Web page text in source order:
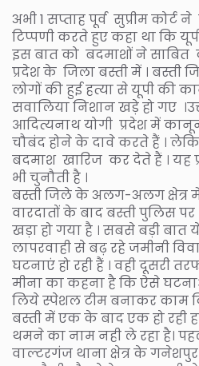
अभी 1 सप्ताह पूर्व सुप्रीम कोर्ट
टिप्पणी करते हुए कहा था कि
इस बात को बदमाशों ने साबित
प्रदेश के जिला बस्ती में । बस्ती
लोगों की हुई हत्या से यूपी की
सवालिया निशान खड़े हो गए
आदित्यनाथ योगी प्रदेश में
चौबंद होने के दावे करते हैं ।
बदमाश खारिज कर देते हैं । यह
भी चुनौती है ।
बस्ती जिले के अलग-अलग क्षेत्र
वारदातों के बाद बस्ती पुलिस
खड़ा हो गया है । सबसे बड़ी बात
लापरवाही से बढ़ रहे जमीनी
घटनाएं हो रही हैं । वही दूसरी
मीना का कहना है कि ऐसे
लिये स्पेशल टीम बनाकर काम
बस्ती में एक के बाद एक हो रही
थमने का नाम नही ले रहा है।
वाल्टरगंज थाना क्षेत्र के